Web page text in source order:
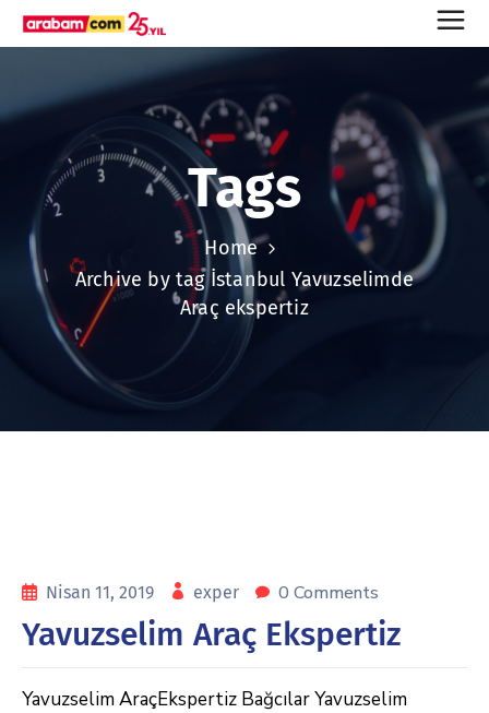
Tags
Home
Archive by tag İstanbul Yavuzselimde
Araç ekspertiz
Nisan 11, 2019 exper 0 Comments
Yavuzselim Araç Ekspertiz
Yavuzselim AraçEkspertiz Bağcılar Yavuzselim